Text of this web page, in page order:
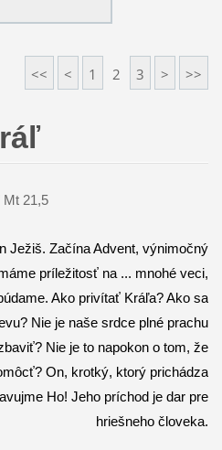
<< < 1 2 3 > >>
Mt 21,5
Ježiš. Začína Advent, výnimočný
príležitosť na ... mnohé veci,
Ako privítať Kráľa? Ako sa
Nie je naše srdce plné prachu
Nie je to napokon o tom, že
On, krotký, ktorý prichádza
Ho! Jeho príchod je dar pre
hriešneho človeka.